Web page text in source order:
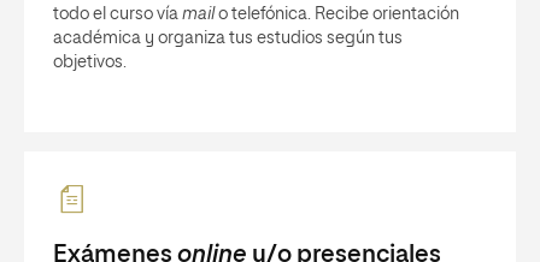
todo el curso vía mail o telefónica. Recibe orientación
académica y organiza tus estudios según tus
objetivos.
Exámenes online y/o presenciales